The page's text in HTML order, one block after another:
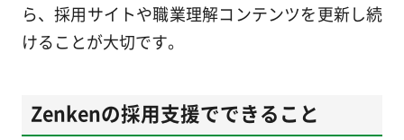
ら、採用サイトや職業理解コンテンツを更新し続
けることが大切です。
Zenkenの採用支援でできること